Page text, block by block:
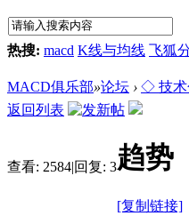
热搜: macd K线与均线 飞狐
MACD俱乐部»论坛 › ◇ 技
返回列表
查看: 2584|回复: 3趋势
[复制链接]